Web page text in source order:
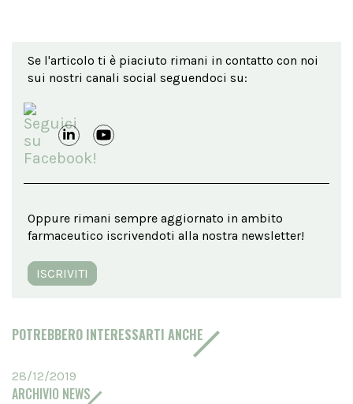
Se l'articolo ti è piaciuto rimani in contatto con noi
sui nostri canali social seguendoci su:
Oppure rimani sempre aggiornato in ambito
farmaceutico iscrivendoti alla nostra newsletter!
ISCRIVITI
POTREBBERO INTERESSARTI ANCHE
28/12/2019
ARCHIVIO NEWS